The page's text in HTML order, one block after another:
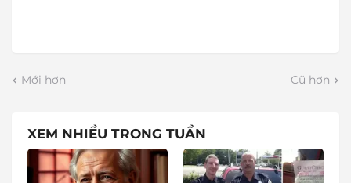
Mới hơn Cũ hơn
XEM NHIỀU TRONG TUẦN